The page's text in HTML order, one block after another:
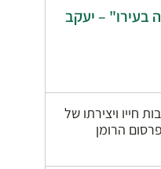
בעירו" – יעקב
חייו ויצירתו של
הרומן